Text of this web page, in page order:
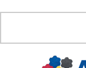
contenu